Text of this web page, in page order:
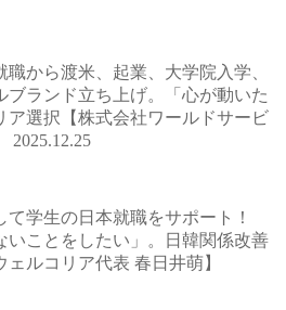
職から渡米、起業、大学院入学、
ブランド立ち上げ。「心が動いた
ア選択【株式会社ワールドサービ
2025.12.25
学生の日本就職をサポート！
いことをしたい」。日韓関係改善
ルコリア代表 春日井萌】